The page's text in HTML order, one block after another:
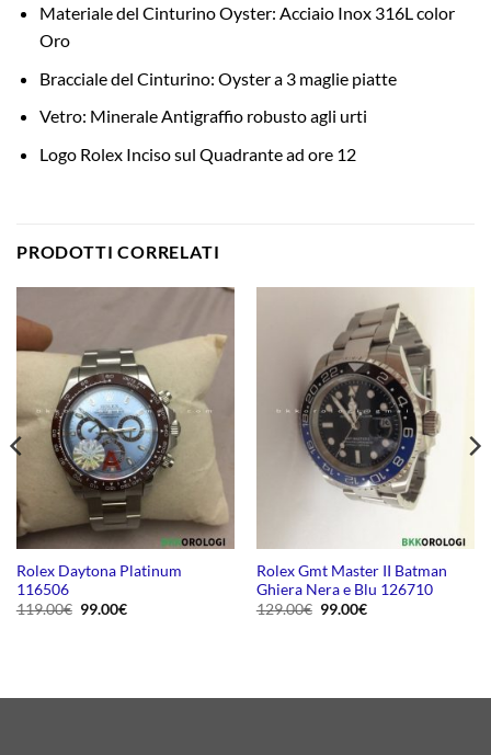
Materiale del Cinturino Oyster: Acciaio Inox 316L color
Oro
Bracciale del Cinturino: Oyster a 3 maglie piatte
Vetro: Minerale Antigraffio robusto agli urti
Logo Rolex Inciso sul Quadrante ad ore 12
PRODOTTI CORRELATI
Rolex Daytona Platinum
116506
119.00€ Il
99.00€Il
Rolex Gmt Master II Batman
Ghiera Nera e Blu 126710
129.00€ Il
99.00€Il